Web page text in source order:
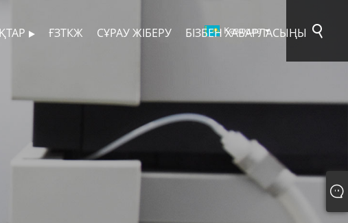
ҒЗТКЖ СҰРАУ ЖІБЕРУ БІЗБЕН ХАБАРЛАСЫҢЫ
Қазақша